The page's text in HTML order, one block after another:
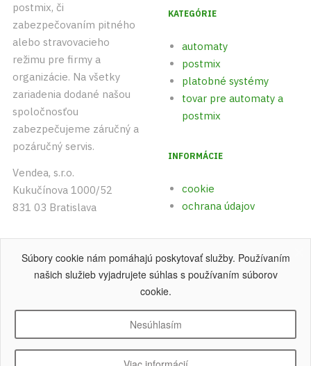
postmix, či
zabezpečovaním pitného
alebo stravovacieho
režimu pre firmy a
organizácie. Na všetky
zariadenia dodané našou
spoločnosťou
zabezpečujeme záručný a
pozáručný servis.
Vendea, s.r.o.
Kukučínova 1000/52
831 03 Bratislava
+421 (0)903 542 893
+421 (0)915 742 891
KATEGÓRIE
automaty
postmix
platobné systémy
tovar pre automaty a
postmix
INFORMÁCIE
cookie
ochrana údajov
Copyright © 2004 - 2026 Vendea, s.r.o.Všetky práva vyhradené.
Súbory cookie nám pomáhajú poskytovať služby. Používaním
našich služieb vyjadrujete súhlas s používaním súborov
cookie.
Nesúhlasím